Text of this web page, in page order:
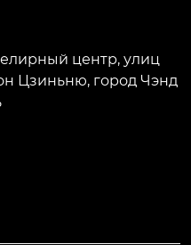
центр, улиц
Цзиньню, город Чэнд